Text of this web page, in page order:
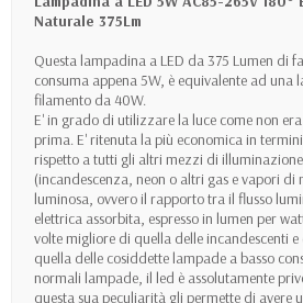
Naturale 375Lm
Questa lampadina a LED da 375 Lumen di
consuma appena 5W, è equivalente ad
filamento da 40W.
E' in grado di utilizzare la luce come non
prima. E' ritenuta la più economica in
rispetto a tutti gli altri mezzi di
(incandescenza, neon o altri gas e vapori di
luminosa, ovvero il rapporto tra il flusso
elettrica assorbita, espresso in lumen per
volte migliore di quella delle incandescenti
quella delle cosiddette lampade a basso
normali lampade, il led è assolutamente
questa sua peculiarità gli permette di avere